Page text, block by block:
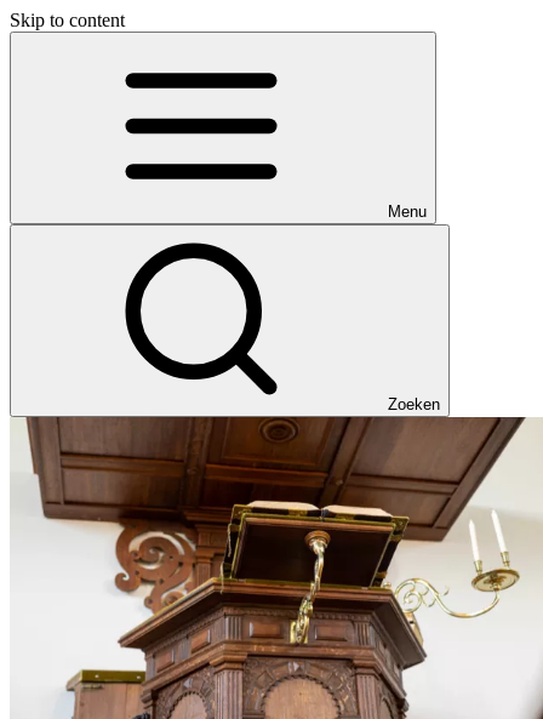
Skip to content
Menu
Zoeken